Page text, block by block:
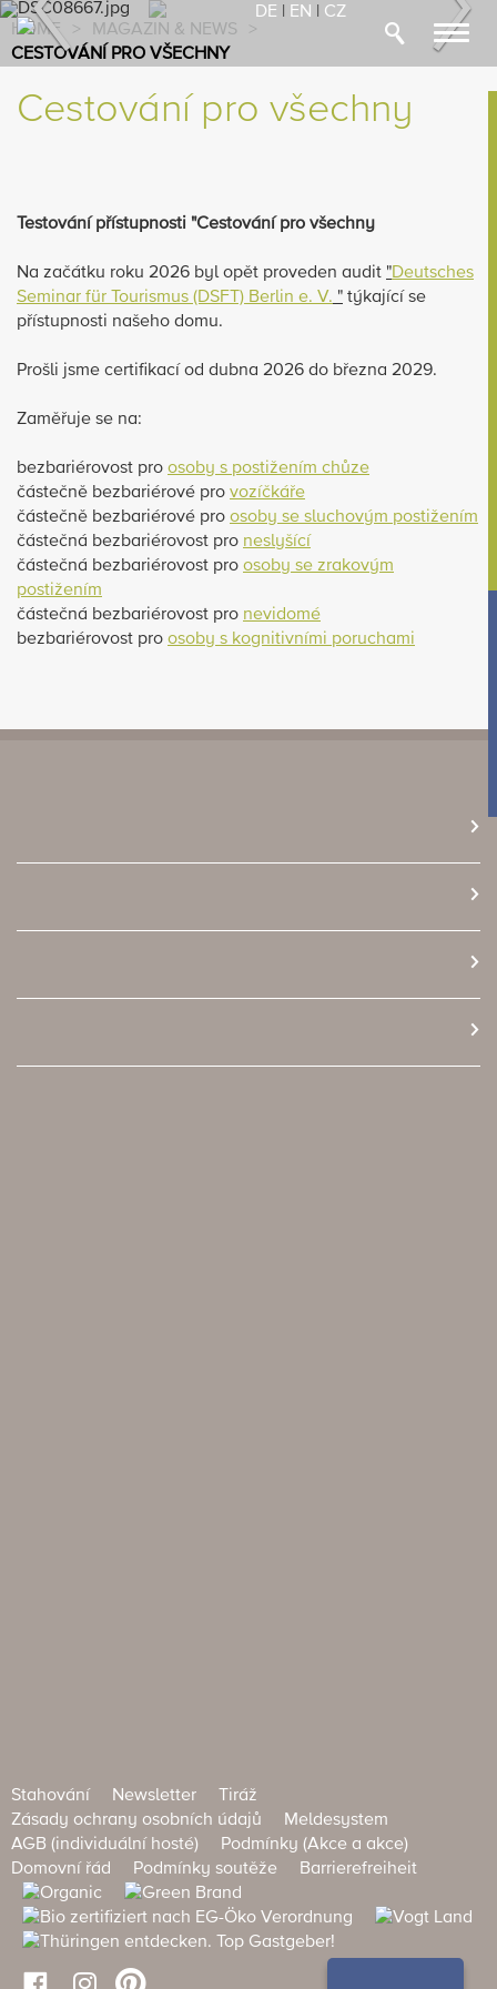
DE EN
CZ
Previous
HOME > MAGAZIN & NEWS
>
CESTOVÁNÍ PRO VŠECHNY
Cestování pro všechny
Testování přístupnosti "Cestování pro všechny
Na začátku roku 2026 byl opět proveden audit "Deutsches
Seminar für Tourismus (DSFT) Berlin e. V. " týkající se
přístupnosti našeho domu.
Prošli jsme certifikací od dubna 2026 do března 2029.
Zaměřuje se na:
bezbariérovost pro osoby s postižením chůze
částečně bezbariérové pro vozíčkáře
částečně bezbariérové pro osoby se sluchovým postižením
částečná bezbariérovost pro neslyšící
částečná bezbariérovost pro osoby se zrakovým
postižením
částečná bezbariérovost pro nevidomé
bezbariérovost pro osoby s kognitivními poruchami
Stahování Newsletter
Tiráž
Zásady ochrany osobních údajů
Meldesystem
AGB (individuální hosté)
Podmínky (Akce a akce)
Domovní řád
Podmínky soutěže Barrierefreiheit